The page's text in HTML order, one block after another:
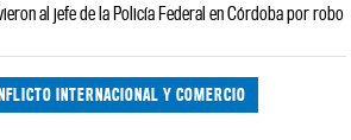
al jefe de la Policía Federal en Córdoba por robo
INTERNACIONAL Y COMERCIO